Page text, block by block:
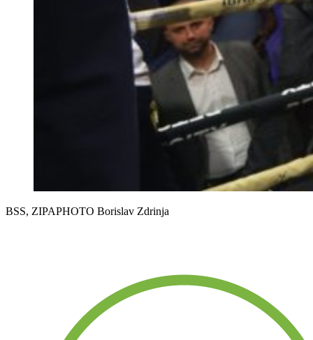
BSS, ZIPAPHOTO Borislav Zdrinja